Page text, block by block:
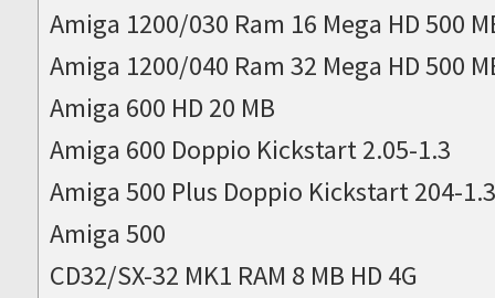
Amiga 1200/030 Ram 16 Mega HD 500
Amiga 1200/040 Ram 32 Mega HD 500
Amiga 600 HD 20 MB
Amiga 600 Doppio Kickstart 2.05-1.3
Amiga 500 Plus Doppio Kickstart 204-
Amiga 500
CD32/SX-32 MK1 RAM 8 MB HD 4G